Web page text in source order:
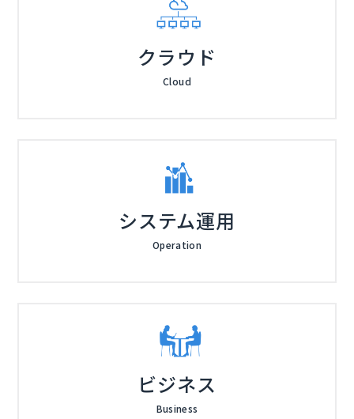
クラウド
Cloud
システム運用
Operation
ビジネス
Business